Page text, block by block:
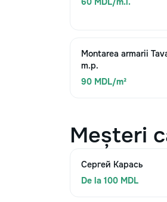
Montarea armarii
m.p.
90 MDL/m²
Meșteri
Сергей Карась
De la 100 MDL